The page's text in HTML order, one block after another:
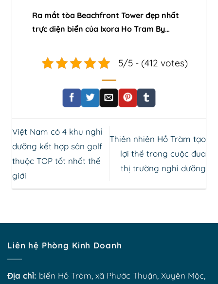
Ra mắt tòa Beachfront Tower đẹp nhất
trực diện biển của Ixora Ho Tram By
5/5 - (412 votes)
Việt Nam có 4 khu nghỉ
dưỡng kết hợp sân golf
thuộc TOP tốt nhất thế
giới
Thiên nhiên Hồ Tràm tạo
lợi thế trong cuộc đua
thị trường nghỉ dưỡng
Liên hệ Phòng Kinh Doanh
Địa chỉ: biển Hồ Tràm, xã Phước Thuận, Xuyên Mộc,